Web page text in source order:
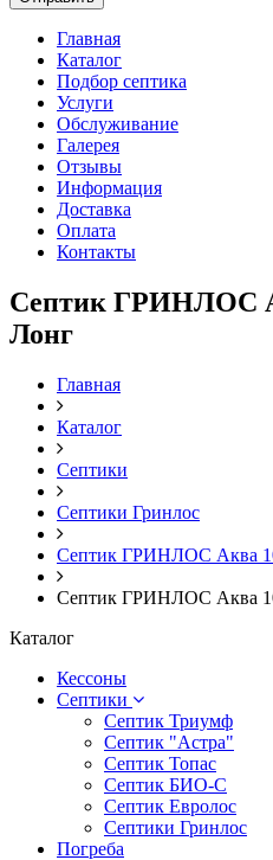
Главная
Каталог
Подбор септика
Услуги
Обслуживание
Галерея
Отзывы
Информация
Доставка
Оплата
Контакты
Септик ГРИНЛОС
Лонг
Главная
Каталог
Септики
Септики Гринлос
Септик ГРИНЛОС Аква
Септик ГРИНЛОС Аква
Каталог
Кессоны
Септики
Септик Триумф
Септик "Астра"
Септик Топас
Септик БИО-С
Септик Евролос
Септики Гринлос
Погреба